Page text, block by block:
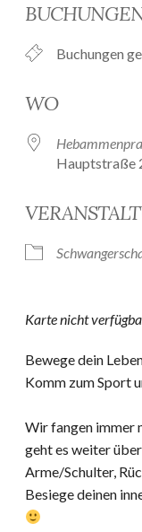
Buchungen
WO
Hauptstraße
Karte nicht
Bewege dein
Komm zum Sport
Wir fangen immer
geht es weiter
Arme/Schulter,
Besiege deinen